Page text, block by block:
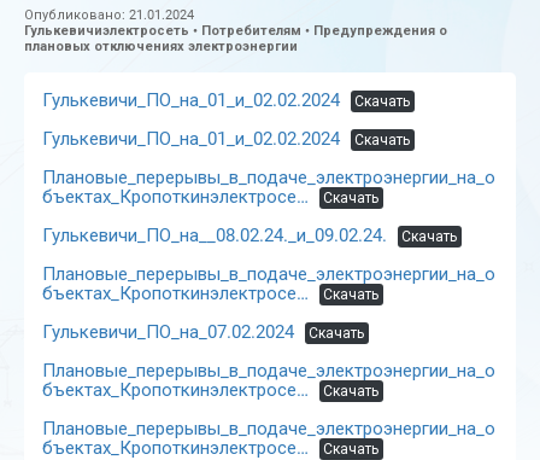
Опубликовано: 21.01.2024
Гулькевичиэлектросеть • Потребителям • Предупреждения о
плановых отключениях электроэнергии
Гулькевичи_ПО_на_01_и_02.02.2024 Скачать
Гулькевичи_ПО_на_01_и_02.02.2024 Скачать
Плановые_перерывы_в_подаче_электроэнергии_на_о
бъектах_Кропоткинэлектросе…
Скачать
Гулькевичи_ПО_на__08.02.24._и_09.02.24. Скачать
Плановые_перерывы_в_подаче_электроэнергии_на_о
бъектах_Кропоткинэлектросе…
Скачать
Гулькевичи_ПО_на_07.02.2024 Скачать
Плановые_перерывы_в_подаче_электроэнергии_на_о
бъектах_Кропоткинэлектросе…
Скачать
Плановые_перерывы_в_подаче_электроэнергии_на_о
бъектах_Кропоткинэлектросе…
Скачать